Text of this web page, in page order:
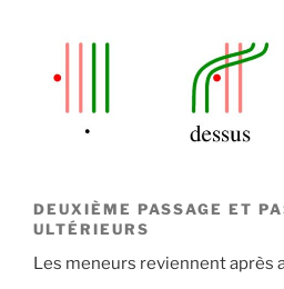
DEUXIÈME PASSAGE ET
ULTÉRIEURS
Les meneurs reviennent après